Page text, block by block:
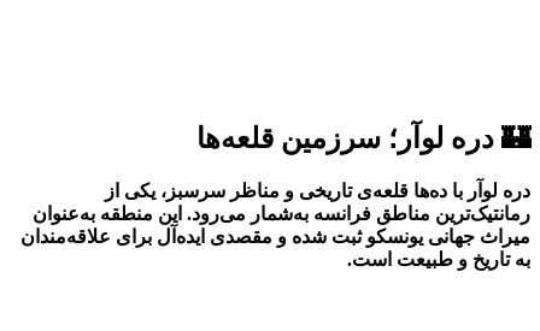
🏰 دره لوآر؛ سرزمین قلعه‌ها
دره لوآر با ده‌ها قلعه‌ی تاریخی و مناظر سرسبز، یکی از
رمانتیک‌ترین مناطق فرانسه به‌شمار می‌رود. این منطقه به‌عنوان
میراث جهانی یونسکو ثبت شده و مقصدی ایده‌آل برای علاقه‌مندان
به تاریخ و طبیعت است.